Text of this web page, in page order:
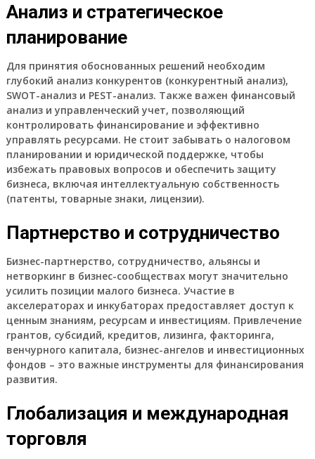
Анализ и стратегическое
планирование
Для принятия обоснованных решений необходим
глубокий анализ конкурентов (конкурентный анализ),
SWOT-анализи PEST-анализ. Также важен финансовый
анализи управленческий учет, позволяющий
контролировать финансированиеи эффективно
управлять ресурсами. Не стоит забывать о налоговом
планировании и юридической поддержке, чтобы
избежать правовых вопросов и обеспечить защиту
бизнеса, включая интеллектуальную собственность
(патенты, товарные знаки, лицензии).
Партнерство и сотрудничество
Бизнес-партнерство, сотрудничество, альянсы и
нетворкингв бизнес-сообществахмогут значительно
усилить позиции малого бизнеса. Участие в
акселераторахи инкубаторахпредоставляет доступ к
ценным знаниям, ресурсам и инвестициям. Привлечение
грантов, субсидий, кредитов, лизинга, факторинга,
венчурного капитала, бизнес-ангелов и инвестиционных
фондов – это важные инструменты для финансирования
развития.
Глобализация и международная
торговля